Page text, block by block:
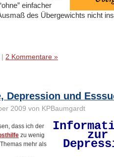
einfacher
des Übergewichts nicht
2 Kommentare »
Depression und
2009 von KPBaumgardt
dass ich der
zu wenig
mehr als
zur